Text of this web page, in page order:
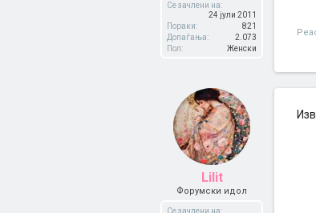
Се зачлени на:
24 јули 2011
Пораки:
821
Допаѓања:
2.073
Пол:
Женски
Lilit
Форумски идол
Се зачлени на: